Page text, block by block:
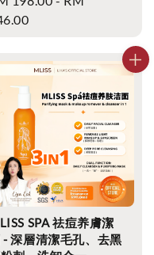
SPA 祛痘养膚潔
- 深層清潔毛孔、去黑